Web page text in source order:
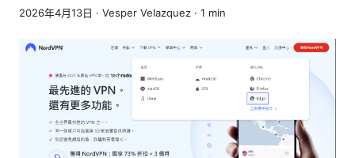
2026年4月13日 · Vesper Velazquez · 1 min